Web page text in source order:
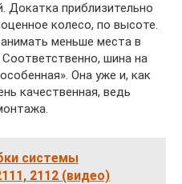
Докатка приблизительно
колесо, по высоте.
меньше места в
шина на
Она уже и, как
качественная, ведь
системы
2112 (видео)